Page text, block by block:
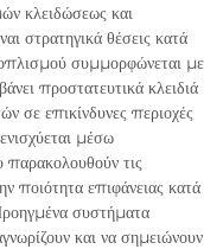
κλειδώσεως και
στρατηγικά θέσεις κατά
συμμορφώνεται με
προστατευτικά κλειδιά
σε επικίνδυνες περιοχές
μέσω
τις
ποιότητα επιφάνειας κατά
συστήματα
και να σημειώνουν